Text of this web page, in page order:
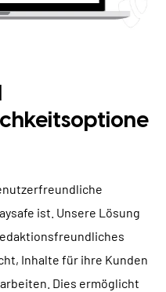
ist. Unsere Lösung
Inhalte für ihre Kunden
Dies ermöglicht